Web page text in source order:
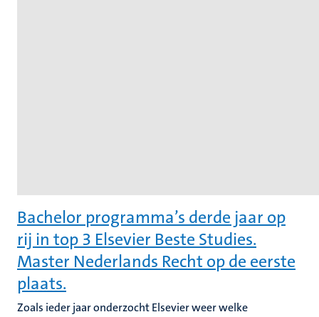
Bachelor programma’s derde jaar op
rij in top 3 Elsevier Beste Studies.
Master Nederlands Recht op de eerste
plaats.
Zoals ieder jaar onderzocht Elsevier weer welke